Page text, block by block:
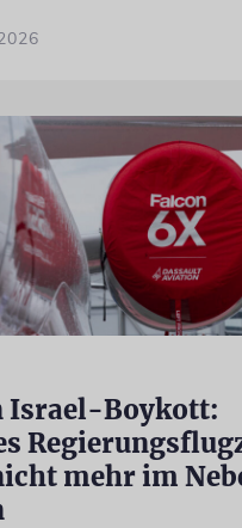
Israel-Boykott:
mehr im